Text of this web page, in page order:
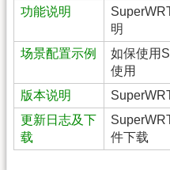
功能说明
明
场景配置示例
如保使用
使用
版本说明
更新日志及下
载
件下载